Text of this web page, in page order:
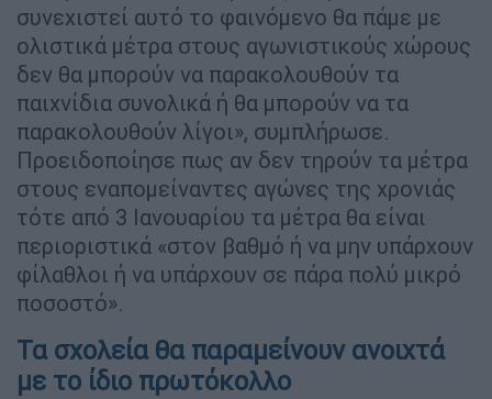
συνεχιστεί αυτό το φαινόμενο θα πάμε με
ολιστικά μέτρα στους αγωνιστικούς χώρους
δεν θα μπορούν να παρακολουθούν τα
παιχνίδια συνολικά ή θα μπορούν να τα
παρακολουθούν λίγοι», συμπλήρωσε.
Προειδοποίησε πως αν δεν τηρούν τα μέτρα
στους εναπομείναντες αγώνες της χρονιάς
τότε από 3 Ιανουαρίου τα μέτρα θα είναι
περιοριστικά «στον βαθμό ή να μην υπάρχουν
φίλαθλοι ή να υπάρχουν σε πάρα πολύ μικρό
ποσοστό».
Τα σχολεία θα παραμείνουν ανοιχτά
με το ίδιο πρωτόκολλο